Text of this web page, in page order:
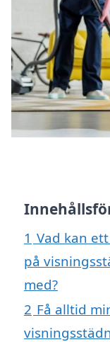
1 Vad kan
på
med?
2 Få alltid